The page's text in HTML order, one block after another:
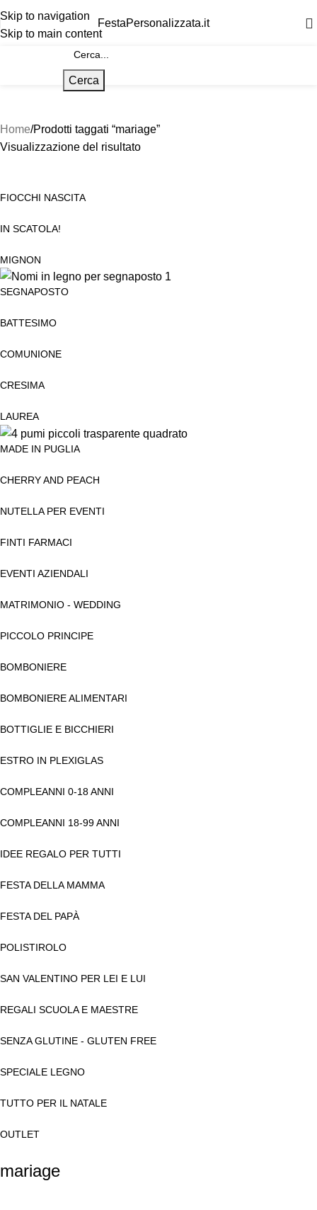
Skip to navigation
Skip to main content
FestaPersonalizzata.it
Cerca
Home Prodotti taggati “mariage”
Visualizzazione del risultato
FIOCCHI NASCITA
IN SCATOLA!
MIGNON
SEGNAPOSTO
BATTESIMO
COMUNIONE
CRESIMA
LAUREA
MADE IN PUGLIA
CHERRY AND PEACH
NUTELLA PER EVENTI
FINTI FARMACI
EVENTI AZIENDALI
MATRIMONIO - WEDDING
PICCOLO PRINCIPE
BOMBONIERE
BOMBONIERE ALIMENTARI
BOTTIGLIE E BICCHIERI
ESTRO IN PLEXIGLAS
COMPLEANNI 0-18 ANNI
COMPLEANNI 18-99 ANNI
IDEE REGALO PER TUTTI
FESTA DELLA MAMMA
FESTA DEL PAPÀ
POLISTIROLO
SAN VALENTINO PER LEI E LUI
REGALI SCUOLA E MAESTRE
SENZA GLUTINE - GLUTEN FREE
SPECIALE LEGNO
TUTTO PER IL NATALE
OUTLET
mariage